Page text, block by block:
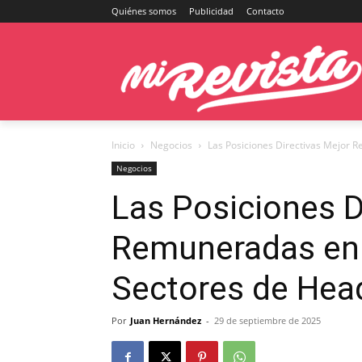
Quiénes somos Publicidad Contacto
Inicio Negocios Las Posiciones Directivas Mejor
Negocios
Las Posiciones
Remuneradas
Sectores de
Por Juan Hernández - 29 de septiembre de 2025